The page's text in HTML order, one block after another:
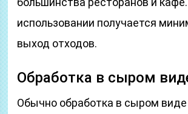
использовании получается
выход отходов.
Обработка в сыром
Обычно обработка в сыром виде